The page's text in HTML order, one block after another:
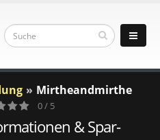
Mirtheandmirthe
0 / 5
& Spar-